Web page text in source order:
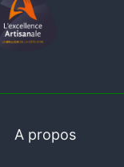
A propos